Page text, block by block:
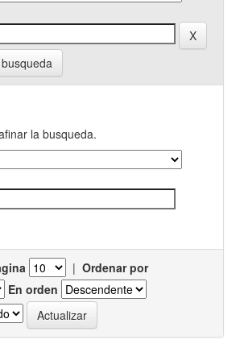
la busqueda.
| Ordenar por
En orden